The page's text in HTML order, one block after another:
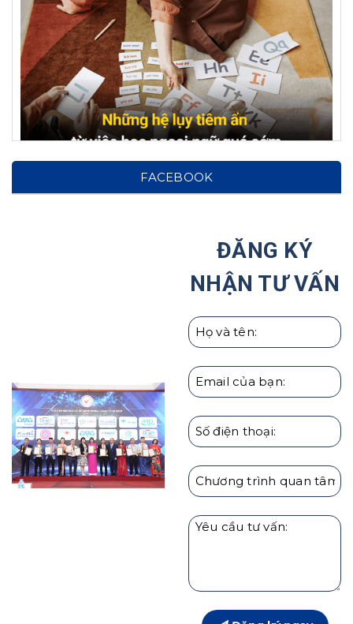
báo cho phụ huynh!
Haru Hợp Tác Với Hiệp Hội Các Trường Đại Học Tại
Giáo dục con cái theo người Nhật | Hướng Nghiệp
FACEBOOK
ĐĂNG KÝ
NHẬN TƯ VẤN